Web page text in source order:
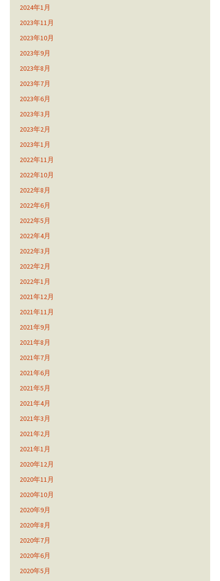
2024年1月
2023年11月
2023年10月
2023年9月
2023年8月
2023年7月
2023年6月
2023年3月
2023年2月
2023年1月
2022年11月
2022年10月
2022年8月
2022年6月
2022年5月
2022年4月
2022年3月
2022年2月
2022年1月
2021年12月
2021年11月
2021年9月
2021年8月
2021年7月
2021年6月
2021年5月
2021年4月
2021年3月
2021年2月
2021年1月
2020年12月
2020年11月
2020年10月
2020年9月
2020年8月
2020年7月
2020年6月
2020年5月